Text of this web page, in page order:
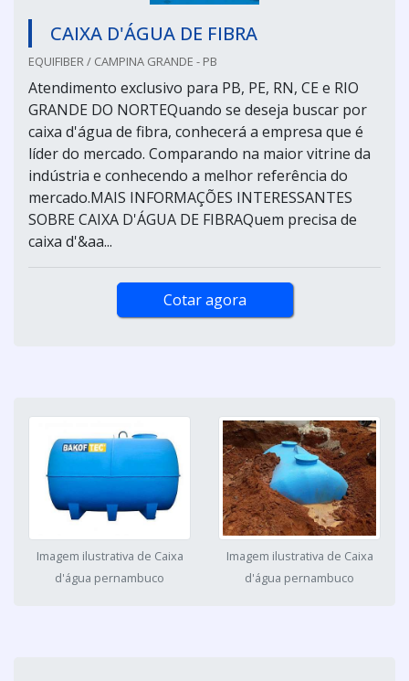
CAIXA D'ÁGUA DE FIBRA
EQUIFIBER / CAMPINA GRANDE - PB
Atendimento exclusivo para PB, PE, RN, CE e RIO
GRANDE DO NORTEQuando se deseja buscar por
caixa d'água de fibra, conhecerá a empresa que é
líder do mercado. Comparando na maior vitrine da
indústria e conhecendo a melhor referência do
mercado.MAIS INFORMAÇÕES INTERESSANTES
SOBRE CAIXA D'ÁGUA DE FIBRAQuem precisa de
caixa d'&aa...
Cotar agora
Imagem ilustrativa de Caixa
d'água pernambuco
Imagem ilustrativa de Caixa
d'água pernambuco